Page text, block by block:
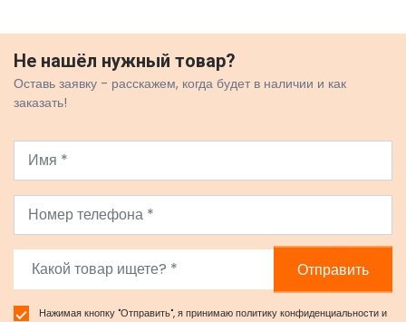
Не нашёл нужный товар?
Оставь заявку - расскажем, когда будет в наличии и как
заказать!
Отправить
Нажимая кнопку "Отправить", я принимаюполитику конфиденциальностии